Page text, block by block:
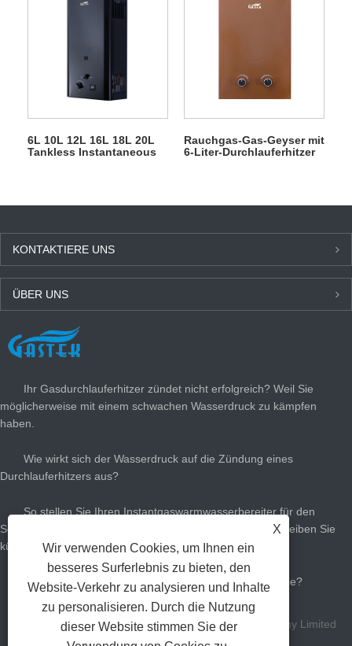
6L 10L 12L 16L 18L 20L
Tankless Instantaneous
Rauchgas-Gas-Geyser mit
6-Liter-Durchlauferhitzer
KONTAKTIERE UNS
ÜBER UNS
NEUESTEN NACHRICHTEN
Ihr Gasdurchlauferhitzer zündet nicht erfolgreich? Weil Sie
möglicherweise mit einem schwachen Wasserdruck zu kämpfen
haben.
Wie wirkt sich der Wasserdruck auf die Zündung eines
Durchlauferhitzers aus?
So stellen Sie Ihren Instantgaswarmwasserbereiter für den
Sommer ein: Schneiden Sie die Gasrechnungen ab und bleiben Sie
kühl
Wie viel Gas heißer Warmwasserbereiter brauchen Sie?
Copyright Zhongshan Gastek Home Appliance Company Limited
X
Wir verwenden Cookies, um Ihnen ein
besseres Surferlebnis zu bieten, den
Website-Verkehr zu analysieren und Inhalte
zu personalisieren. Durch die Nutzung
dieser Website stimmen Sie der